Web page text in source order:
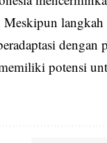
dengan
potensi